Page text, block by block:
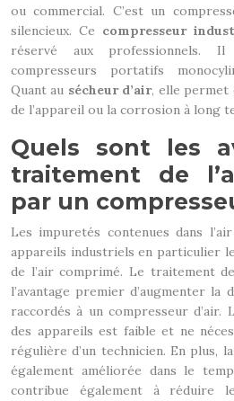
ou commercial. C’est un
silencieux. Ce compresseur
réservé aux professionnels.
compresseurs portatifs
Quant au sécheur d’air, elle permet
de l’appareil ou la corrosion à long
Quels sont les
traitement de
par un
Les impuretés contenues dans
appareils industriels en particulier
de l’air comprimé. Le traitement
l’avantage premier d’augmenter la
raccordés à un compresseur d’air.
des appareils est faible et ne
régulière d’un technicien. En plus,
également améliorée dans le
contribue également à réduire